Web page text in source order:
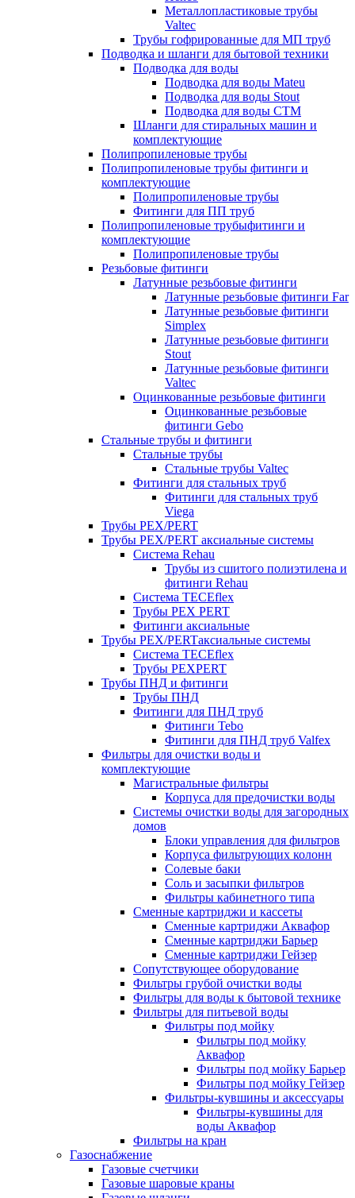
Металлопластиковые трубы
Valtec
Трубы гофрированные для МП труб
Подводка и шланги для бытовой техники
Подводка для воды
Подводка для воды Mateu
Подводка для воды Stout
Подводка для воды СТМ
Шланги для стиральных машин и
комплектующие
Полипропиленовые трубы
Полипропиленовые трубы фитинги и
комплектующие
Полипропиленовые трубы
Фитинги для ПП труб
Полипропиленовые трубыфитинги и
комплектующие
Полипропиленовые трубы
Резьбовые фитинги
Латунные резьбовые фитинги
Латунные резьбовые фитинги Far
Латунные резьбовые фитинги
Simplex
Латунные резьбовые фитинги
Stout
Латунные резьбовые фитинги
Valtec
Оцинкованные резьбовые фитинги
Оцинкованные резьбовые
фитинги Gebo
Стальные трубы и фитинги
Стальные трубы
Стальные трубы Valtec
Фитинги для стальных труб
Фитинги для стальных труб
Viega
Трубы PEX/PERT
Трубы PEX/PERT аксиальные системы
Система Rehau
Трубы из сшитого полиэтилена и
фитинги Rehau
Система TECEflex
Трубы PEX PERT
Фитинги аксиальные
Трубы PEX/PERTаксиальные системы
Система TECEflex
Трубы PEXPERT
Трубы ПНД и фитинги
Трубы ПНД
Фитинги для ПНД труб
Фитинги Tebo
Фитинги для ПНД труб Valfex
Фильтры для очистки воды и
комплектующие
Магистральные фильтры
Корпуса для предочистки воды
Системы очистки воды для загородных
домов
Блоки управления для фильтров
Корпуса фильтрующих колонн
Солевые баки
Соль и засыпки фильтров
Фильтры кабинетного типа
Сменные картриджи и кассеты
Сменные картриджи Аквафор
Сменные картриджи Барьер
Сменные картриджи Гейзер
Сопутствующее оборудование
Фильтры грубой очистки воды
Фильтры для воды к бытовой технике
Фильтры для питьевой воды
Фильтры под мойку
Фильтры под мойку
Аквафор
Фильтры под мойку Барьер
Фильтры под мойку Гейзер
Фильтры-кувшины и аксессуары
Фильтры-кувшины для
воды Аквафор
Фильтры на кран
Газоснабжение
Газовые счетчики
Газовые шаровые краны